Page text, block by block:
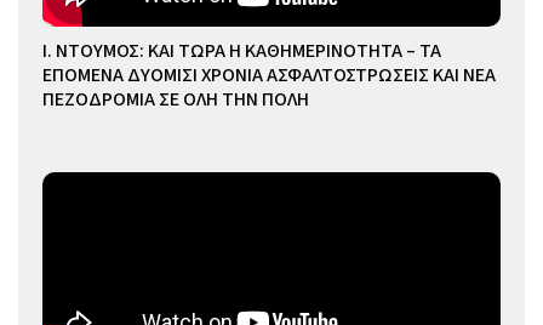
Ι. ΝΤΟΥΜΟΣ: ΚΑΙ ΤΩΡΑ Η ΚΑΘΗΜΕΡΙΝΟΤΗΤΑ – ΤΑ
ΕΠΟΜΕΝΑ ΔΥΟΜΙΣΙ ΧΡΟΝΙΑ ΑΣΦΑΛΤΟΣΤΡΩΣΕΙΣ ΚΑΙ ΝΕΑ
ΠΕΖΟΔΡΟΜΙΑ ΣΕ ΟΛΗ ΤΗΝ ΠΟΛΗ